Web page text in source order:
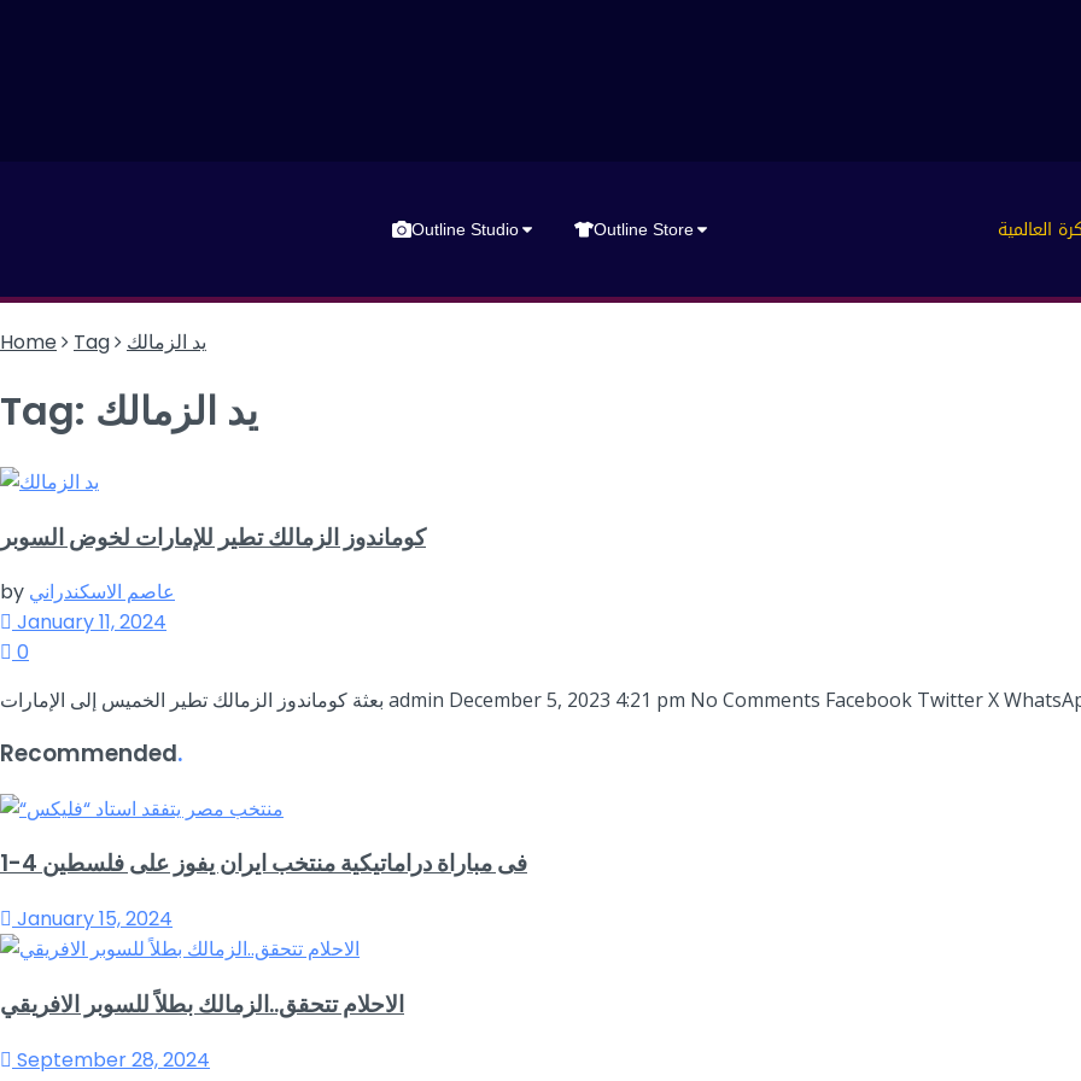
Outline Studio Outline Store العالمية
Home Tag يد الزمالك
Tag: يد الزمالك
كوماندوز الزمالك تطير للإمارات لخوض السوبر
by عاصم الاسكندراني
January 11, 2024
0
Recommended.
فى مباراة دراماتيكية منتخب ايران يفوز على فلسطين 4-1
January 15, 2024
الاحلام تتحقق..الزمالك بطلاً للسوبر الافريقي
September 28, 2024